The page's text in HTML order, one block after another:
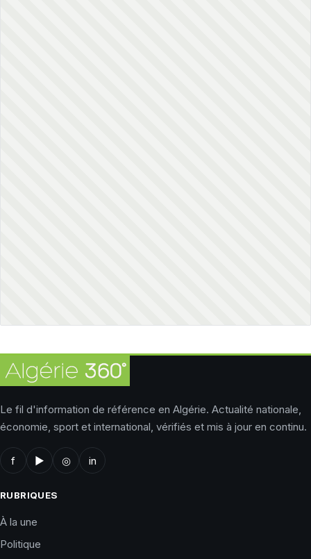
Le fil d'information de référence en Algérie. Actualité nationale,
économie, sport et international, vérifiés et mis à jour en continu.
f ▶ ◎ in
RUBRIQUES
À la une
Politique